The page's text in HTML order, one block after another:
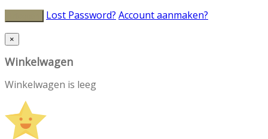
Lost Password? Account aanmaken?
×
Winkelwagen
Winkelwagen is leeg